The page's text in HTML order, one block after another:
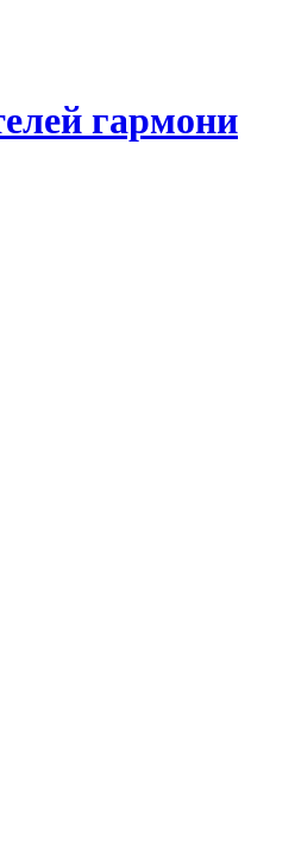
гармони